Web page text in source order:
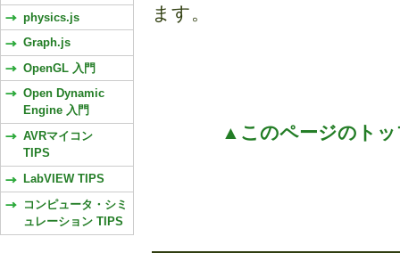
ます。
▲このページのトッ
physics.js
Graph.js
OpenGL 入門
Open Dynamic
Engine 入門
AVRマイコン
TIPS
LabVIEW TIPS
コンピュータ・シミ
ュレーション TIPS